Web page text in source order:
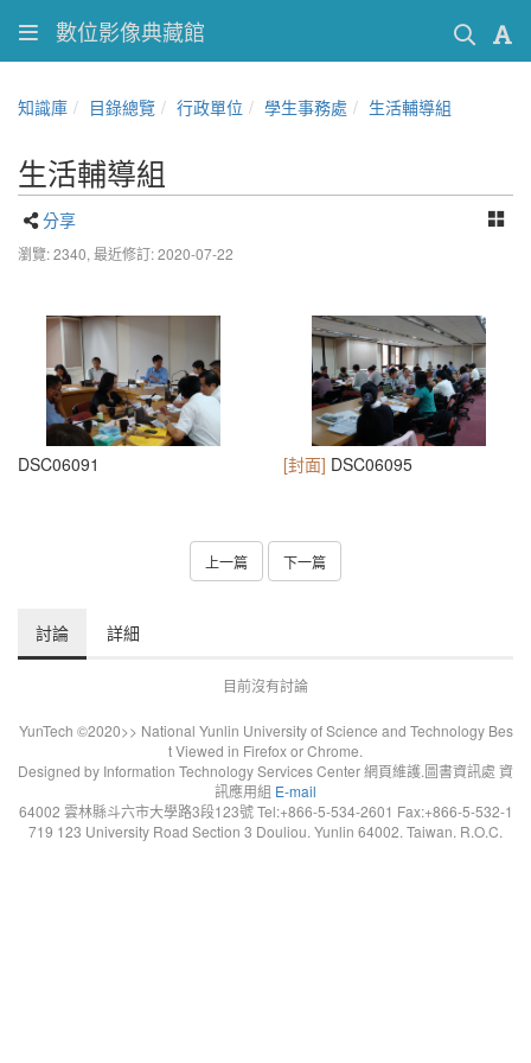
數位影像典藏館
知識庫 目錄總覽 行政單位 學生事務處 生活輔導組
生活輔導組
分享
瀏覽: 2340, 最近修訂: 2020-07-22
DSC06091 [封面] DSC06095
上一篇 下一篇
討論 詳細
目前沒有討論
YunTech ©2020>> National Yunlin University of Science and Technology Bes
t Viewed in Firefox or Chrome.
Designed by Information Technology Services Center 網頁維護.圖書資訊處 資
訊應用組 E-mail
64002 雲林縣斗六市大學路3段123號 Tel:+866-5-534-2601 Fax:+866-5-532-1
719 123 University Road Section 3 Douliou. Yunlin 64002. Taiwan. R.O.C.